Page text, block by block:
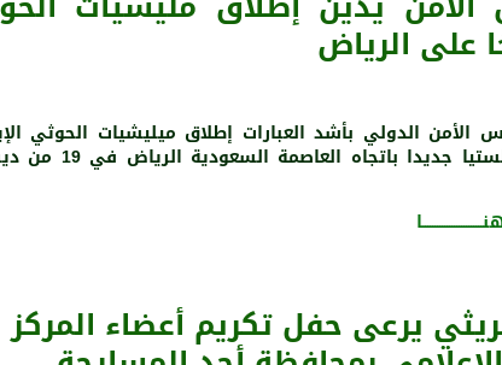
على الرياض
الأمن الدولي بأشد العبارات إطلاق ميليشيات الحوثي
صاروخا بالستيا جديدا باتجاه
يرعى حفل تكريم أعضاء المركز